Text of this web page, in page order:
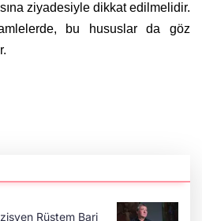
ziyadesiyle dikkat edilmelidir.
bu hususlar da göz
Rüstem Bari